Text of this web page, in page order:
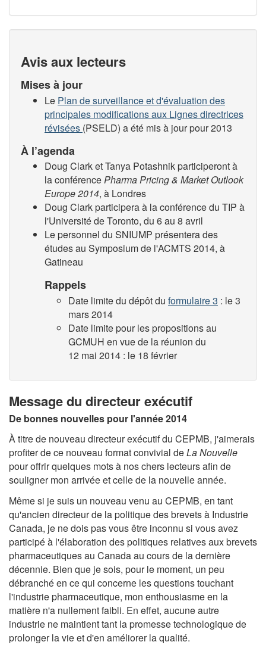
Avis aux lecteurs
Mises à jour
Le Plan de surveillance et d'évaluation des
principales modifications aux Lignes directrices
révisées (PSELD) a été mis à jour pour 2013
À l’agenda
Doug Clark et Tanya Potashnik participeront à
la conférencePharma Pricing & Market Outlook
Europe 2014, à Londres
Doug Clark participera à la conférence du TIP à
l'Université de Toronto, du 6 au 8 avril
Le personnel du SNIUMP présentera des
études au Symposium de l'ACMTS 2014, à
Gatineau
Rappels
Date limite du dépôt du formulaire 3 : le 3
mars 2014
Date limite pour les propositions au
GCMUH en vue de la réunion du
12 mai 2014 : le 18 février
Message du directeur exécutif
De bonnes nouvelles pour l'année 2014
À titre de nouveau directeur exécutif du CEPMB, j'aimerais
profiter de ce nouveau format convivial deLa Nouvelle
pour offrir quelques mots à nos chers lecteurs afin de
souligner mon arrivée et celle de la nouvelle année.
Même si je suis un nouveau venu au CEPMB, en tant
qu'ancien directeur de la politique des brevets à Industrie
Canada, je ne dois pas vous être inconnu si vous avez
participé à l'élaboration des politiques relatives aux brevets
pharmaceutiques au Canada au cours de la dernière
décennie. Bien que je sois, pour le moment, un peu
débranché en ce qui concerne les questions touchant
l'industrie pharmaceutique, mon enthousiasme en la
matière n'a nullement faibli. En effet, aucune autre
industrie ne maintient tant la promesse technologique de
prolonger la vie et d'en améliorer la qualité.